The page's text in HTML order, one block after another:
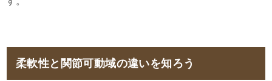
柔軟性と関節可動域の違いを知ろう